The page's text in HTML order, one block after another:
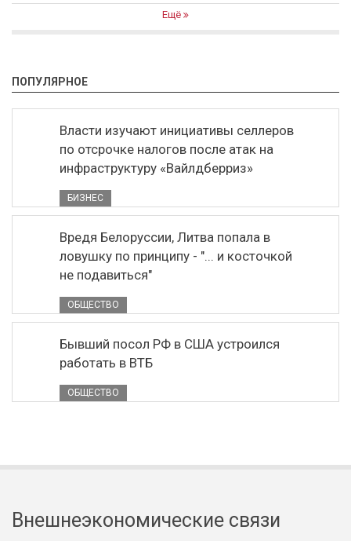
Ещё
ПОПУЛЯРНОЕ
Власти изучают инициативы селлеров
по отсрочке налогов после атак на
инфраструктуру «Вайлдберриз»
БИЗНЕС
Вредя Белоруссии, Литва попала в
ловушку по принципу - "... и косточкой
не подавиться"
ОБЩЕСТВО
Бывший посол РФ в США устроился
работать в ВТБ
ОБЩЕСТВО
Внешнеэкономические связи